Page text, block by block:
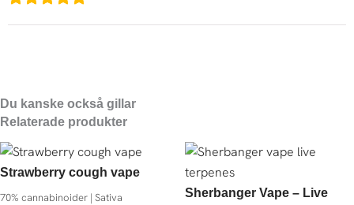
Du kanske också gillar
Relaterade produkter
Strawberry cough vape
70% cannabinoider | Sativa
Prisintervall:
285,00 kr
till
Sherbanger Vape – Live
309,00 kr